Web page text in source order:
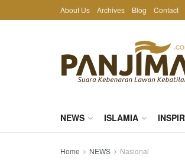
About Us Archives Blog Contact
NEWS ISLAMIA
Home NEWS Nasional